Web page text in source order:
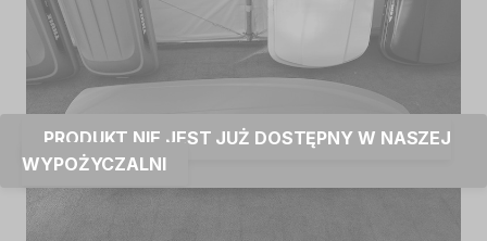
PRODUKT NIE JEST JUŻ DOSTĘPNY W NASZEJ
WYPOŻYCZALNI